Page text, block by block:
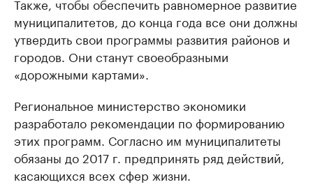
Также, чтобы обеспечить равномерное развитие
муниципалитетов, до конца года все они должны
утвердить свои программы развития районов и
городов. Они станут своеобразными
«дорожными картами».
Региональное министерство экономики
разработало рекомендации по формированию
этих программ. Согласно им муниципалитеты
обязаны до 2017 г. предпринять ряд действий,
касающихся всех сфер жизни.